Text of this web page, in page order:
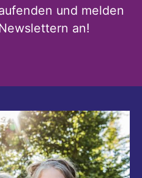
und melden
an!